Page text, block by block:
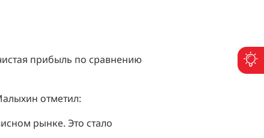
прибыль по сравнению
отметил:
рынке. Это стало